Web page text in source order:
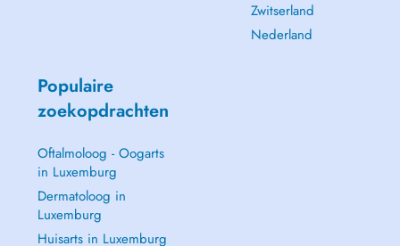
Zwitserland
Nederland
Populaire
zoekopdrachten
Oftalmoloog - Oogarts
in Luxemburg
Dermatoloog in
Luxemburg
Huisarts in Luxemburg